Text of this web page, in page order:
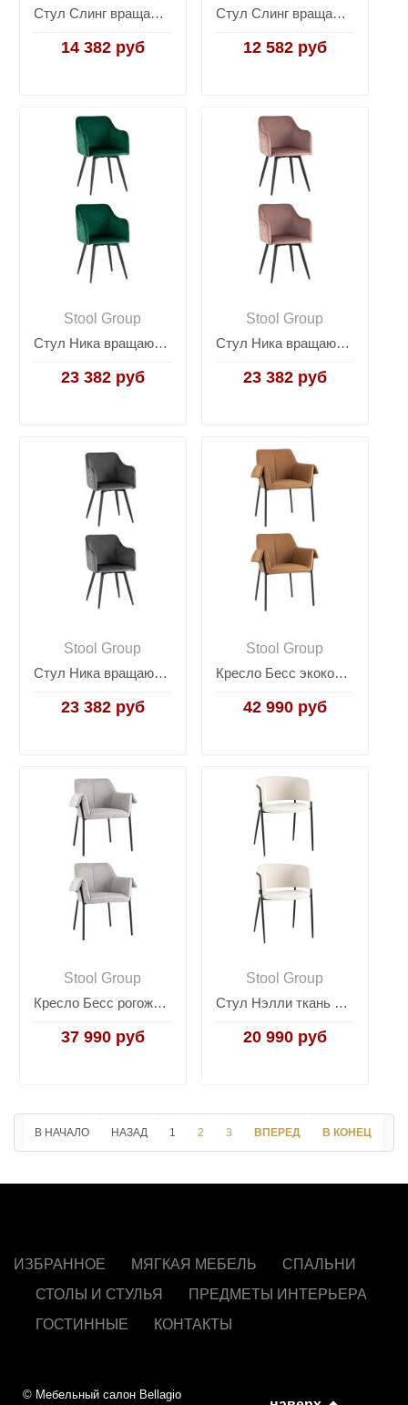
Стул Слинг вращающийся желтый 2 шт
14 382 руб
Стул Слинг вращающийся серо-коричневый 2 шт
12 582 руб
Stool Group
Стул Ника вращающийся велюр изумрудный 2 шт.
23 382 руб
Stool Group
Стул Ника вращающийся велюр пыльно-розовый 2 шт.
23 382 руб
Stool Group
Стул Ника вращающийся велюр серый 2 шт
23 382 руб
Stool Group
Кресло Бесс экокожа коричневый 2 шт.
42 990 руб
Stool Group
Кресло Бесс рогожка светло-серый 2 шт.
37 990 руб
Stool Group
Стул Нэлли ткань букле белый 2 шт.
20 990 руб
В НАЧАЛО НАЗАД 1 2 3 ВПЕРЕД В КОНЕЦ
ИЗБРАННОЕ МЯГКАЯ МЕБЕЛЬ
СПАЛЬНИ
СТОЛЫ И СТУЛЬЯ
ПРЕДМЕТЫ ИНТЕРЬЕРА
ГОСТИННЫЕ
КОНТАКТЫ
© Мебельный салон Bellagio